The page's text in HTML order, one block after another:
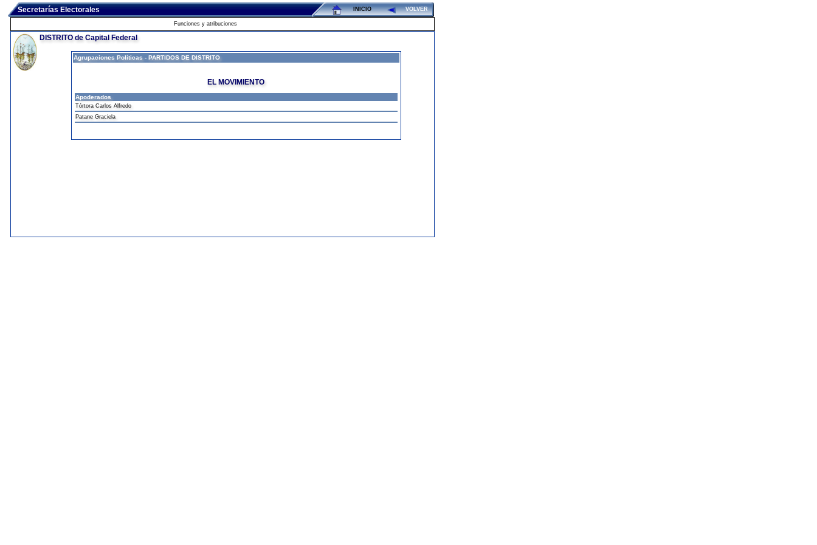
INICIO VOLVER
Secretarías Electorales
Funciones y atribuciones
DISTRITO de Capital Federal
Agrupaciones Políticas - PARTIDOS DE DISTRITO
EL MOVIMIENTO
Apoderados
Tórtora Carlos Alfredo
Patane Graciela